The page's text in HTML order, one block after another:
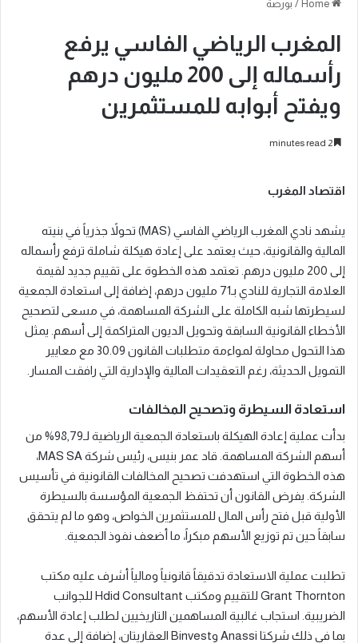
/ بورصة
المغرب الرياضي الفاسي يرفع
رأسماله إلى 200 مليون درهم
ويفتح أبوابه للمستثمرين
اقتصاد المغرب
يشهد نادي المغرب الرياضي الفاسي (MAS) تحولاً جذرياً في بنيته
المالية والقانونية، حيث يعتمد على إعادة هيكلة شاملة ترفع رأسماله
إلى 200 مليون درهم. تعتمد هذه الخطوة على تقييم جديد لقيمة
العلامة التجارية للنادي بـ71 مليون درهم، إضافة إلى استعادة الجمعية
لسيطرتها شبه الكاملة على الشركة المساهمة، في مسعى لتصحيح
الأخطاء القانونية السابقة وتحويل الديون المتراكمة إلى أسهم. يمثل
هذا التحول محاولة لمواءمة متطلبات القانون 30.09 مع معايير
التمويل الحديثة، رغم التعقيدات المالية والإدارية التي رافقت المسار.
استعادة السيطرة وتصحيح المخالفات
بدأت عملية إعادة الهيكلة باستعادة الجمعية الرياضية لـ98,79% من
أسهم الشركة المساهمة. قاد عمر بنيس، رئيس شركة MAS SA،
هذه الخطوة التي استهدفت تصحيح المخالفات القانونية في تأسيس
الشركة. يفرض القانون أن تحتفظ الجمعية المؤسسة بالسيطرة
الأولية قبل فتح رأس المال للمستثمرين الخواص، وهو ما لم يتحقق
سابقاً حين تم توزيع الأسهم مبكراً، ما أضعف نفوذ الجمعية.
تطلبت عملية الاستعادة تدقيقاً قانونياً ومالياً أشرف عليه مكتب
Grant Thornton للتقييم ومكتب Hdid Consultant للجوانب
الضريبية. استجاب غالبية المساهمين التاريخيين لطلب إعادة الأسهم،
بما في ذلك شركتا Anassi وBinvest العقاريتان، إضافة إلى عدة